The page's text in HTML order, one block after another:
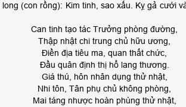
long (con rồng): Kim tinh, sao xấu. Kỵ gả cưới
Can tinh tạo tác Trưởng phòng đường,
Thập nhật chi trung chủ hữu ương,
Điền địa tiêu ma, quan thất chức,
Đầu quân định thị hổ lang thương.
Giá thú, hôn nhân dụng thử nhật,
Nhi tôn, Tân phụ chủ không phòng,
Mai táng nhược hoàn phùng thử nhật,